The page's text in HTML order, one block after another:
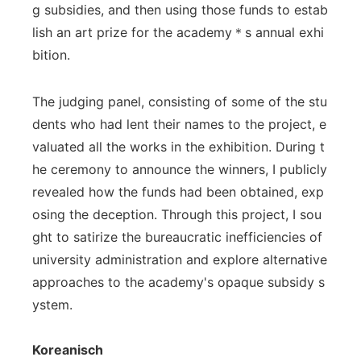
g subsidies, and then using those funds to estab
lish an art prize for the academy＊s annual exhi
bition.
The judging panel, consisting of some of the stu
dents who had lent their names to the project, e
valuated all the works in the exhibition. During t
he ceremony to announce the winners, I publicly
revealed how the funds had been obtained, exp
osing the deception. Through this project, I sou
ght to satirize the bureaucratic inefficiencies of
university administration and explore alternative
approaches to the academy's opaque subsidy s
ystem.
Koreanisch